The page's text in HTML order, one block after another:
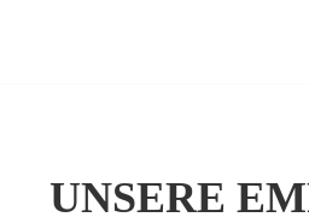
UNSERE